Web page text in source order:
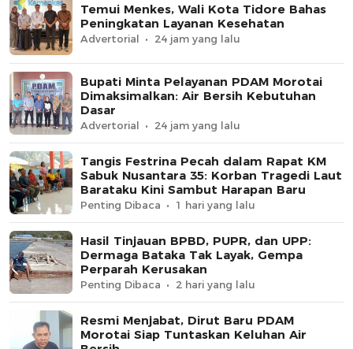
Temui Menkes, Wali Kota Tidore Bahas
Peningkatan Layanan Kesehatan
Advertorial 24 jam yang lalu
Bupati Minta Pelayanan PDAM Morotai
Dimaksimalkan: Air Bersih Kebutuhan
Dasar
Advertorial 24 jam yang lalu
Tangis Festrina Pecah dalam Rapat KM
Sabuk Nusantara 35: Korban Tragedi Laut
Barataku Kini Sambut Harapan Baru
Penting Dibaca 1 hari yang lalu
Hasil Tinjauan BPBD, PUPR, dan UPP:
Dermaga Bataka Tak Layak, Gempa
Perparah Kerusakan
Penting Dibaca 2 hari yang lalu
Resmi Menjabat, Dirut Baru PDAM
Morotai Siap Tuntaskan Keluhan Air